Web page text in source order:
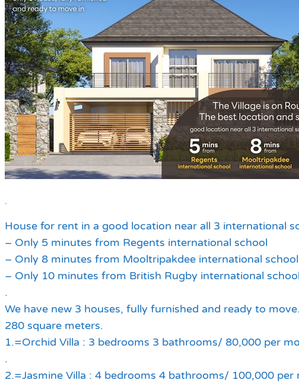
.
House for rent in a good location near all 3 international
– Only 5 minutes from Regents international school
– Only 8 minutes from Mooltripakdee international school
– Only 10 minutes from British Rugby international school
.
We have new 3 houses, fully furnished and ready to move.
280 square meters.
1.=Orchid Villa : 3 bedrooms 3 bathrooms/ 80,000 per
.
2.=Jasmine Villa : 4 bedrooms 4 bathrooms/ 100,000